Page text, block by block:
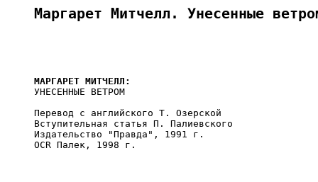
Маргарет Митчелл. Унесенные
МАРГАРЕТ МИТЧЕЛЛ:
     УНЕСЕННЫЕ ВЕТРОМ
     Перевод с английского Т. Озерской
     Вступительная статья П. Палиевского
     Издательство "Правда", 1991 г.
     OCR Палек, 1998 г.